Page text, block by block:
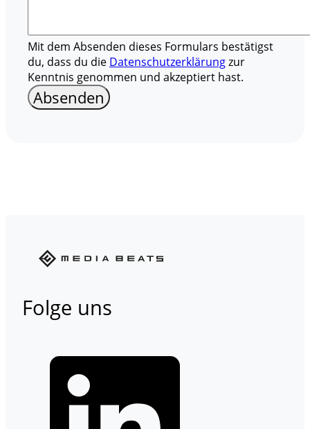
Mit dem Absenden dieses Formulars bestätigst
du, dass du die Datenschutzerklärungzur
Kenntnis genommen und akzeptiert hast.
Folge uns